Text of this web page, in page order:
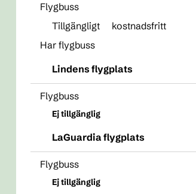
Flygbuss
Tillgängligt
kostnadsfritt
Har flygbuss
Lindens flygplats
Flygbuss
Ej tillgänglig
LaGuardia flygplats
Flygbuss
Ej tillgänglig